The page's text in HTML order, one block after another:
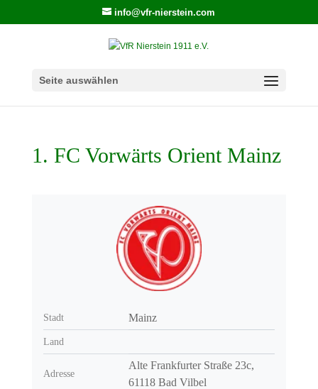
info@vfr-nierstein.com
Seite auswählen
1. FC Vorwärts Orient Mainz
Stadt Mainz
Land
Adresse
Alte Frankfurter Straße 23c,
61118 Bad Vilbel